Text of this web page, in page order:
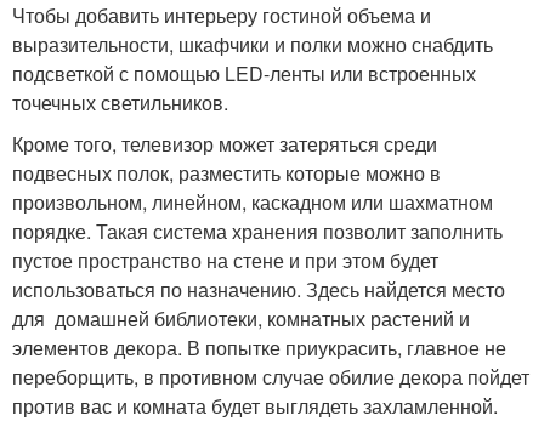
Чтобы добавить интерьеру гостиной объема и
выразительности, шкафчики и полки можно снабдить
подсветкой с помощью LED-ленты или встроенных
точечных светильников.
Кроме того, телевизор может затеряться среди
подвесных полок, разместить которые можно в
произвольном, линейном, каскадном или шахматном
порядке. Такая система хранения позволит заполнить
пустое пространство на стене и при этом будет
использоваться по назначению. Здесь найдется место
для домашней библиотеки, комнатных растений и
элементов декора. В попытке приукрасить, главное не
переборщить, в противном случае обилие декора пойдет
против вас и комната будет выглядеть захламленной.